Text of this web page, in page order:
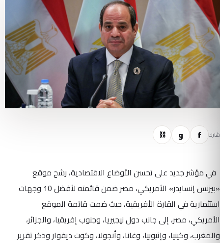
شارك f و ⛓
في مؤشر جديد على تحسن الأوضاع الاقتصادية، رشح موقع
«بيزنس إنسايدر» الأمريكي، مصر ضمن قائمته لأفضل 10 وجهات
استثمارية في القارة الأفريقية، حيث ضمت قائمة الموقع
الأمريكي، مصر، إلى جانب دول نيجيريا، وجنوب إفريقيا، والجزائر،
والمغرب، وكينيا، وإثيوبيا، وغانا، وأنجولا، وكوت ديفوار وذكر تقرير